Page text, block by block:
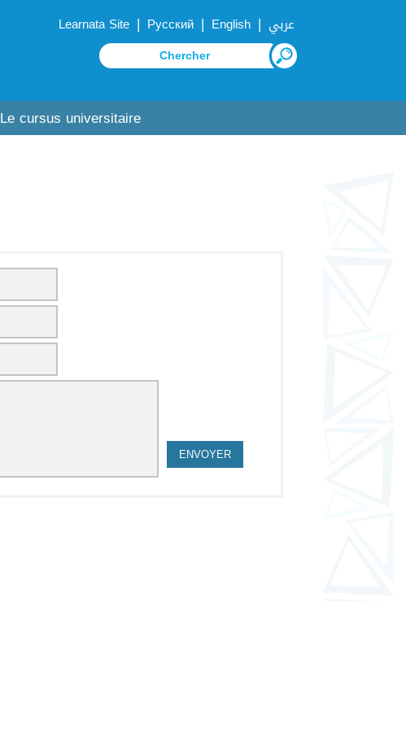
Learnata Site | Русский | English | عربي
Le cursus universitaire